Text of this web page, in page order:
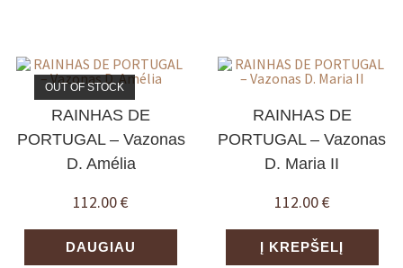
OUT OF STOCK
RAINHAS DE
PORTUGAL – Vazonas
D. Amélia
112.00€
DAUGIAU
RAINHAS DE
PORTUGAL – Vazonas
D. Maria II
112.00€
Į KREPŠELĮ